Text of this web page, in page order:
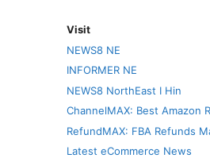
Visit
NEWS8 NE
INFORMER NE
NEWS8 NorthEast I Hin
ChannelMAX: Best Amazon
RefundMAX: FBA Refunds
Latest eCommerce News